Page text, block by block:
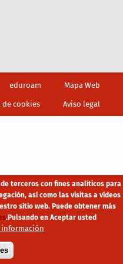
eduroam Mapa Web
de cookies Aviso legal
terceros con fines analíticos para
así como las visitas a vídeos
sitio web. Puede obtener más
.Pulsando en Aceptar usted
información